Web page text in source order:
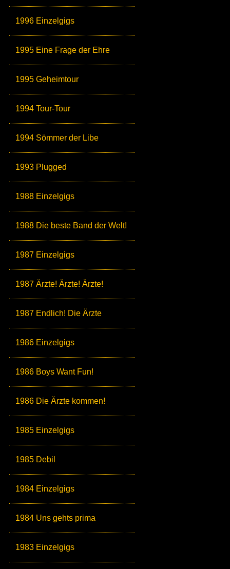
1996 Einzelgigs
1995 Eine Frage der Ehre
1995 Geheimtour
1994 Tour-Tour
1994 Sömmer der Libe
1993 Plugged
1988 Einzelgigs
1988 Die beste Band der Welt!
1987 Einzelgigs
1987 Ärzte! Ärzte! Ärzte!
1987 Endlich! Die Ärzte
1986 Einzelgigs
1986 Boys Want Fun!
1986 Die Ärzte kommen!
1985 Einzelgigs
1985 Debil
1984 Einzelgigs
1984 Uns gehts prima
1983 Einzelgigs